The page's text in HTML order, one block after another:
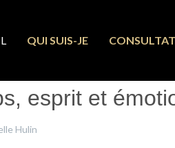
QUI SUIS-JE
esprit et
Hulin